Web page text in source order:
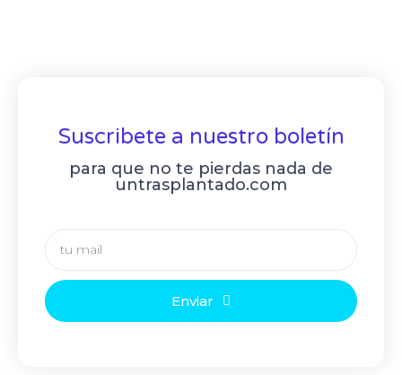
Suscribete a nuestro boletín
para que no te pierdas nada de
untrasplantado.com
Enviar